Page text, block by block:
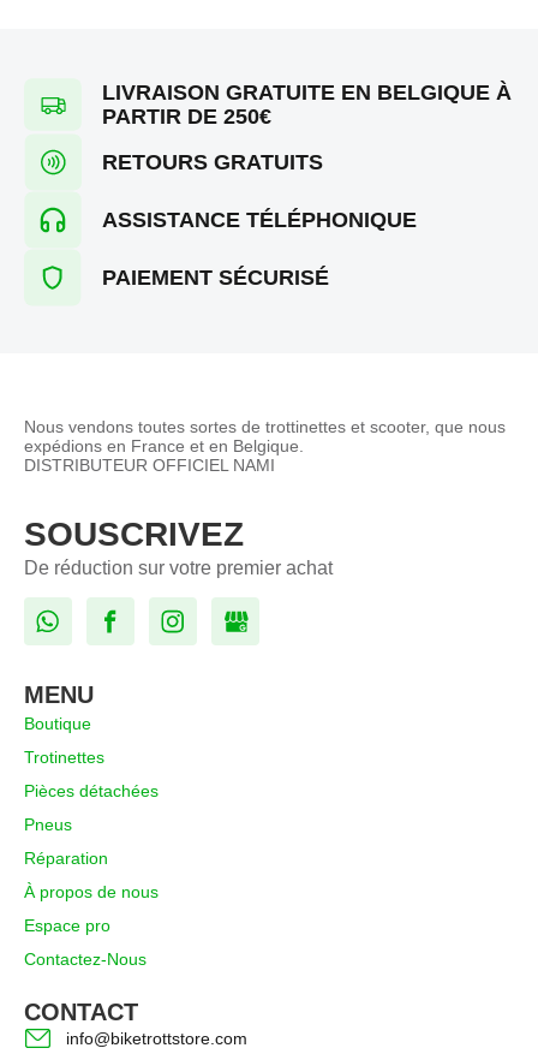
LIVRAISON GRATUITE EN BELGIQUE À
PARTIR DE 250€
RETOURS GRATUITS
ASSISTANCE TÉLÉPHONIQUE
PAIEMENT SÉCURISÉ
Nous vendons toutes sortes de trottinettes et scooter, que nous
expédions en France et en Belgique.
DISTRIBUTEUR OFFICIEL NAMI
MENU
Boutique
Trotinettes
Pièces détachées
Pneus
Réparation
À propos de nous
Espace pro
Contactez-Nous
CONTACT
info@biketrottstore.com
SOUSCRIVEZ
De réduction sur votre premier achat